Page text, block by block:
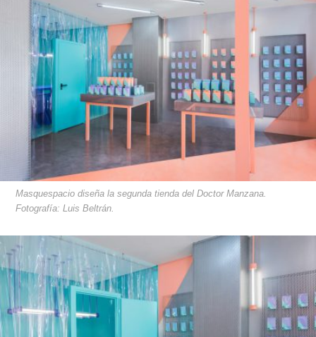
Masquespacio diseña la segunda tienda del Doctor Manzana.
Fotografía: Luis Beltrán.